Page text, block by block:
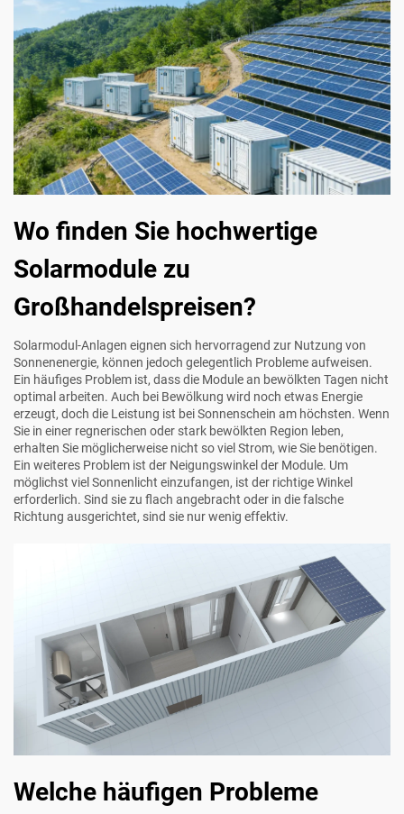
Wo finden Sie hochwertige
Solarmodule zu
Großhandelspreisen?
Solarmodul-Anlagen eignen sich hervorragend zur Nutzung von
Sonnenenergie, können jedoch gelegentlich Probleme aufweisen.
Ein häufiges Problem ist, dass die Module an bewölkten Tagen nicht
optimal arbeiten. Auch bei Bewölkung wird noch etwas Energie
erzeugt, doch die Leistung ist bei Sonnenschein am höchsten. Wenn
Sie in einer regnerischen oder stark bewölkten Region leben,
erhalten Sie möglicherweise nicht so viel Strom, wie Sie benötigen.
Ein weiteres Problem ist der Neigungswinkel der Module. Um
möglichst viel Sonnenlicht einzufangen, ist der richtige Winkel
erforderlich. Sind sie zu flach angebracht oder in die falsche
Richtung ausgerichtet, sind sie nur wenig effektiv.
Welche häufigen Probleme